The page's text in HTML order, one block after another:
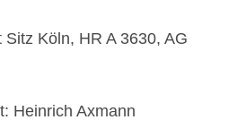
Köln, HR A 3630, AG
Heinrich Axmann